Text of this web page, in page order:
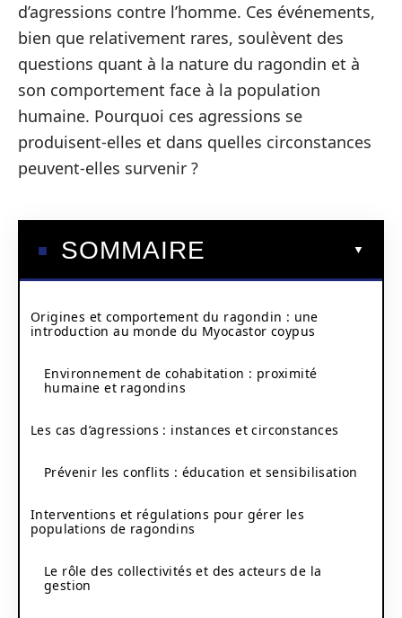
d’agressions contre l’homme. Ces événements,
bien que relativement rares, soulèvent des
questions quant à la nature du ragondin et à
son comportement face à la population
humaine. Pourquoi ces agressions se
produisent-elles et dans quelles circonstances
peuvent-elles survenir ?
SOMMAIRE
Origines et comportement du ragondin : une
introduction au monde du Myocastor coypus
Environnement de cohabitation : proximité
humaine et ragondins
Les cas d’agressions : instances et circonstances
Prévenir les conflits : éducation et sensibilisation
Interventions et régulations pour gérer les
populations de ragondins
Le rôle des collectivités et des acteurs de la
gestion